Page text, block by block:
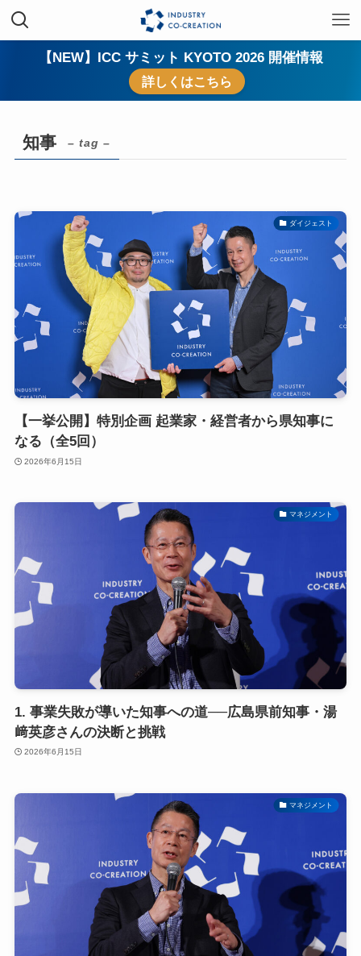
【NEW】ICC サミット KYOTO 2026 開催情報
詳しくはこちら
知事 – tag –
ダイジェスト
【一挙公開】特別企画 起業家・経営者から県知事に
なる（全5回）
2026年6月15日
マネジメント
1. 事業失敗が導いた知事への道──広島県前知事・湯
﨑英彦さんの決断と挑戦
2026年6月15日
マネジメント